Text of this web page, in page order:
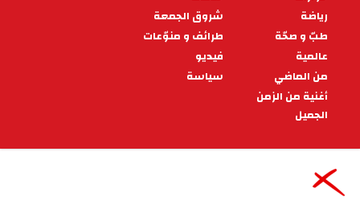
رياضة
شروق الجمعة
طبّ و صحّة
طرائف و منوّعات
عالمية
فيديو
من الماضي
سياسة
أغنية من الزمن
الجميل